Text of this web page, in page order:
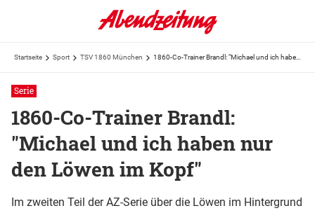
Startseite Sport TSV 1860 München
Serie
1860-Co-Trainer Brandl:
"Michael und ich haben nur
den Löwen im Kopf"
Im zweiten Teil der AZ-Serie über die Löwen im Hintergrund